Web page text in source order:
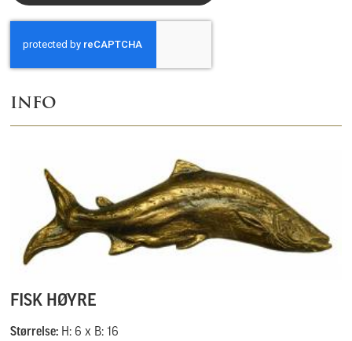
INFO
FISK HØYRE
Størrelse: H: 6 x B: 16